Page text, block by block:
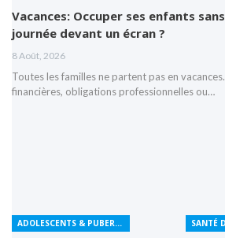
Vacances: Occuper ses enfants
journée devant un écran ?
8 Août, 2026
Toutes les familles ne partent pas en
financières, obligations professionnelles ou…
ADOLESCENTS & PUBERTÉ SANTÉ